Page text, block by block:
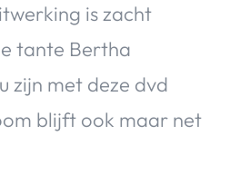
is zacht
tante Bertha
zijn met deze dvd
blijft ook maar net